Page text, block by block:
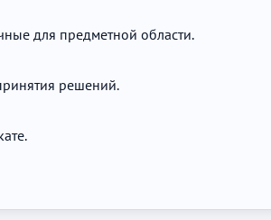
для предметной области.
решений.